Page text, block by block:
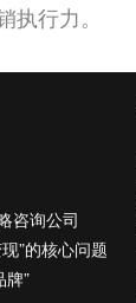
行力。
咨询公司
”的核心问题
”